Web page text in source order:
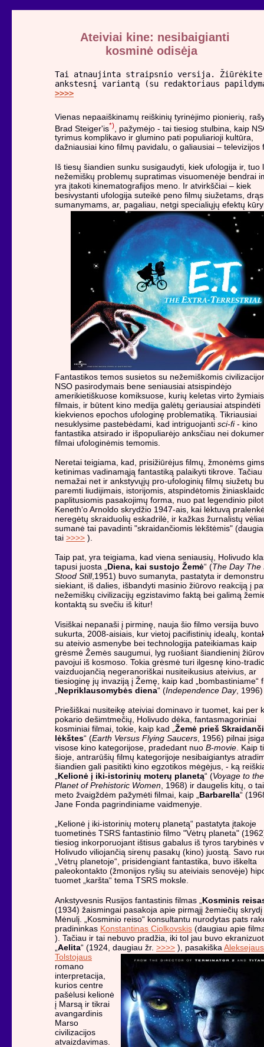
Ateiviai kine: nesibaigianti
kosminė odisėja
Tai atnaujinta straipsnio versija. Žiūrėkite
ankstesnį variantą (su redaktoriaus
>>>>
Vienas nepaaiškinamų reiškinių tyrinėjimo pionierių,
Brad Steiger'is*)
, pažymėjo - tai tiesiog stulbina, kaip
tyrimus komplikavo ir glumino pati populiarioji kultūra,
dažniausiai kino filmų pavidalu, o galiausiai – televizijos
Iš tiesų šiandien sunku susigaudyti, kiek ufologija ir, tuo
nežemiškų problemų supratimas visuomenėje bendrai
yra įtakoti kinematografijos meno. Ir atvirkščiai – kiek
besivystanti ufologija suteikė peno filmų siužetams,
sumanymams, ar, pagaliau, netgi specialiųjų efektų
Fantastikos temos susietos su nežemiškomis
NSO pasirodymais bene seniausiai atsispindėjo
amerikietiškuose komiksuose, kurių keletas virto žymiais
filmais, ir būtent kino medija galėtų geriausiai atspindėti
kiekvienos epochos ufologinę problematiką. Tikriausiai
nesuklysime pastebėdami, kad intriguojanti sci-fi- kino
fantastika atsirado ir išpopuliarėjo anksčiau nei
filmai ufologinėmis temomis.
Neretai teigiama, kad, prisižiūrėjus filmų, žmonėms
ketinimas vadinamąją fantastiką palaikyti tikrove. Tačiau
nemažai net ir ankstyvųjų pro-ufologinių filmų siužetų
paremti liudijimais, istorijomis, atspindėtomis
paplitusiomis pasakojimų forma, nuo pat legendinio
Keneth‘o Arnoldo skrydžio 1947-ais, kai lėktuvą
neregėtų skraiduolių eskadrilė, ir kažkas žurnalistų
sumanė tai pavadinti "skraidančiomis lėkštėmis"
tai >>>> ).
Taip pat, yra teigiama, kad viena seniausių, Holivudo
tapusi juosta „Diena, kai sustojo Žemė“ (The Day The
Stood Still,1951) buvo sumanyta, pastatyta ir
siekiant, iš dalies, išbandyti masinio žiūrovo reakciją į
nežemiškų civilizacijų egzistavimo faktą bei galimą
kontaktą su svečiu iš kitur!
Visiškai nepanaši į pirminę, nauja šio filmo versija buvo
sukurta, 2008-aisiais, kur vietoj pacifistinių idealų,
su ateivio asmenybe bei technologija pateikiamas kaip
grėsmė Žemės saugumui, lyg ruošiant šiandieninį
pavojui iš kosmoso. Tokia grėsmė turi ilgesnę kino-
vaizduojančią negeranoriškai nusiteikusius ateivius, ar
tiesioginę jų invaziją į Žemę, kaip kad „bombastiniame“
Nepriklausomybės diena“ (Independence Day, 1996)
Priešiškai nusiteikę ateiviai dominavo ir tuomet, kai per
pokario dešimtmečių, Holivudo dėka, fantasmagoriniai
kosminiai filmai, tokie, kaip kad „ Žemė prieš
lėkštes“ (Earth Versus Flying Saucers , 1956) pilnai
visose kino kategorijose, pradedant nuo B-movie . Kaip
šioje, antrarūšių filmų kategorijoje nesibaigiantys
šiandien gali pasitikti kino egzotikos mėgėjus, - ką
Kelionė į iki-istorinių moterų planetą“ (Voyage to the
Planet of Prehistoric Women , 1968) ir daugelis kitų, o
meto žvaigždėm pažymėti filmai, kaip „ Barbarella“
Jane Fonda pagrindiniame vaidmenyje.
„Kelionė į iki-istorinių moterų planetą“ pastatyta įtakoje
tuometinės TSRS fantastinio filmo "Vėtrų planeta"
tiesiog inkorporuojant ištisus gabalus iš tyros tarybinės
Holivudo viliojančią sirenų pasakų (kino) juostą. Savo
„Vėtrų planetoje“, prisidengiant fantastika, buvo iškelta
paleokontakto (žmonijos ryšių su ateiviais senovėje)
tuomet „karšta“ tema TSRS moksle.
Ankstyvesnis Rusijos fantastinis filmas „ Kosminis
(1934) žaismingai pasakoja apie pirmąjį žemiečių skrydį
Mėnulį. „Kosminio reiso“ konsultantu nurodytas pats
pradininkas Konstantinas Ciolkovskis (daugiau apie
). Tačiau ir tai nebuvo pradžia, iki tol jau buvo
Aelita“ (1924, daugiau žr. >>>> ), pasakiška Aleksejaus
Tolstojaus
romano
interpretacija,
kurios centre
pašėlusi kelionė
į Marsą ir tikrai
avangardinis
Marso
civilizacijos
atvaizdavimas.